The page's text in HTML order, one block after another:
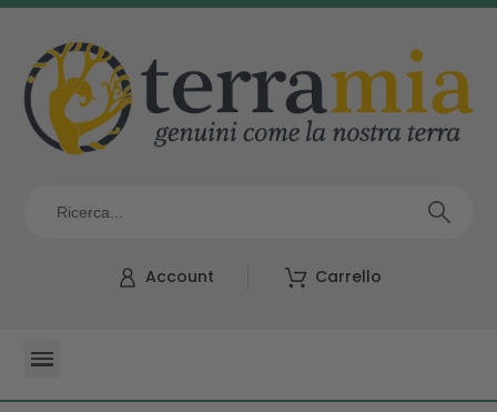
Account Carrello